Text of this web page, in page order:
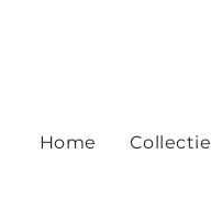
Home Collectie